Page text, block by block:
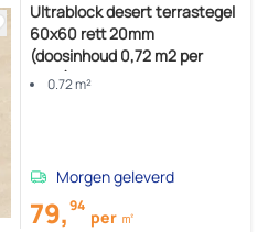
Ultrablock desert terrastegel
60x60 rett 20mm
(doosinhoud 0,72 m2 per
doos)
0.72 m²
Morgen geleverd
79,94
per ㎡